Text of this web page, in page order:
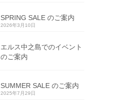
SPRING SALE のご案内
2026年3月10日
エルス中之島でのイベント
のご案内
SUMMER SALE のご案内
2025年7月29日